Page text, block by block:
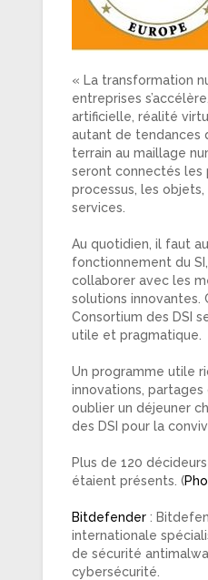
« La transformation
entreprises
artificielle, réalité
autant de tendances
terrain au maillage
seront connectés les
processus, les
services.
Au quotidien, il faut
fonctionnement du
collaborer avec les
solutions innovantes.
Consortium des DSI
utile et pragmatique.
Un programme utile
innovations, partages
oublier un déjeuner
des DSI pour la
Plus de 120
étaient présents. (
Bitdefender :
internationale
de sécurité
cybersécurité.